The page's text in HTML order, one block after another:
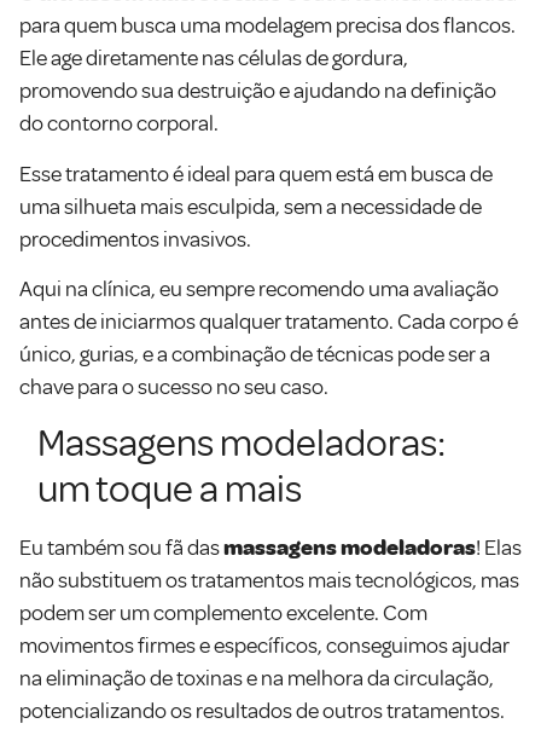
para quem busca uma modelagem precisa dos flancos.
Ele age diretamente nas células de gordura,
promovendo sua destruição e ajudando na definição
do contorno corporal.
Esse tratamento é ideal para quem está em busca de
uma silhueta mais esculpida, sem a necessidade de
procedimentos invasivos.
Aqui na clínica, eu sempre recomendo uma avaliação
antes de iniciarmos qualquer tratamento. Cada corpo é
único, gurias, e a combinação de técnicas pode ser a
chave para o sucesso no seu caso.
Massagens modeladoras:
um toque a mais
Eu também sou fã dasmassagens modeladoras! Elas
não substituem os tratamentos mais tecnológicos, mas
podem ser um complemento excelente. Com
movimentos firmes e específicos, conseguimos ajudar
na eliminação de toxinas e na melhora da circulação,
potencializando os resultados de outros tratamentos.